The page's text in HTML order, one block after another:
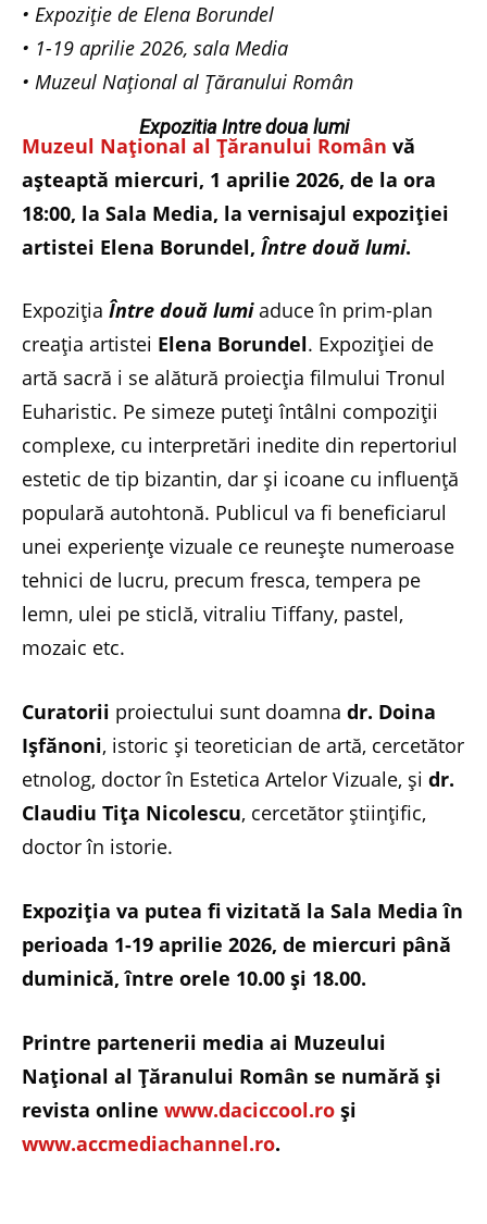
Expozitia Intre doua lumi
• Expoziție de Elena Borundel
• 1-19 aprilie 2026, sala Media
• Muzeul Național al Țăranului Român
Muzeul Național al Țăranului Român vă
așteaptă miercuri, 1 aprilie 2026, de la ora
18:00, la Sala Media, la vernisajul expoziției
artistei Elena Borundel, Între două lumi.
Expoziția Între două lumiaduce în prim-plan
creația artistei Elena Borundel. Expoziției de
artă sacră i se alătură proiecția filmului Tronul
Euharistic. Pe simeze puteți întâlni compoziții
complexe, cu interpretări inedite din repertoriul
estetic de tip bizantin, dar și icoane cu influență
populară autohtonă. Publicul va fi beneficiarul
unei experiențe vizuale ce reunește numeroase
tehnici de lucru, precum fresca, tempera pe
lemn, ulei pe sticlă, vitraliu Tiffany, pastel,
mozaic etc.
Curatorii proiectului sunt doamna dr. Doina
Ișfănoni, istoric și teoretician de artă, cercetător
etnolog, doctor în Estetica Artelor Vizuale, și dr.
Claudiu Tița Nicolescu, cercetător științific,
doctor în istorie.
Expoziția va putea fi vizitată la Sala Media în
perioada 1-19 aprilie 2026, de miercuri până
duminică, între orele 10.00 și 18.00.
Printre partenerii media ai Muzeului
Național al Țăranului Român se numără şi
revista online www.daciccool.ro şi
www.accmediachannel.ro.